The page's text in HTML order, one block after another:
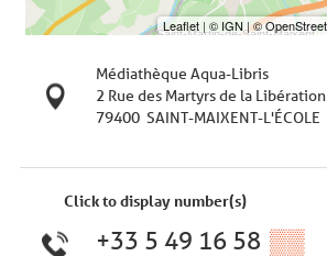
Médiathèque Aqua-Libris
2 Rue des Martyrs de la Libération
79400 SAINT-MAIXENT-L'ÉCOLE
Click to display number(s)
+33 5 49 16 58 ▒▒